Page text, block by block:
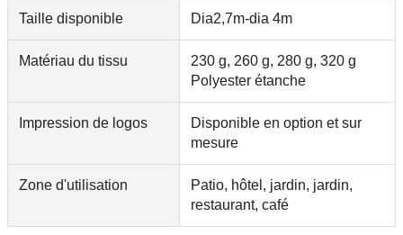
Taille disponible Dia2,7m-dia 4m
Matériau du tissu
230 g, 260 g, 280 g, 320 g
Polyester étanche
Impression de logos
Disponible en option et sur
mesure
Zone d'utilisation
Patio, hôtel, jardin, jardin,
restaurant, café